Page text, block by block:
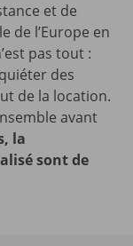
et de
de l’Europe en
pas tout :
des
de la location.
avant
la
sont de